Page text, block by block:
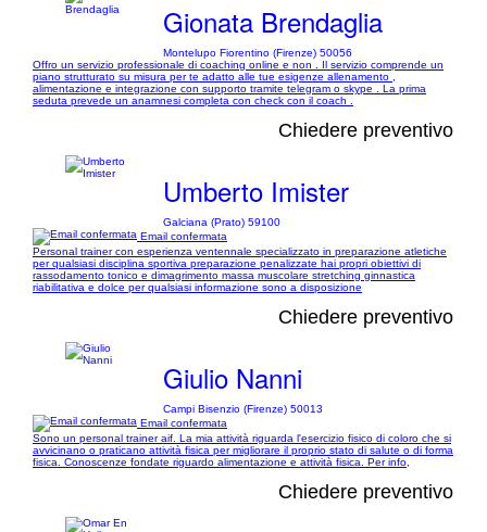
Gionata Brendaglia
Montelupo Fiorentino (Firenze) 50056
Offro un servizio professionale di coaching online e non . Il servizio comprende un
piano strutturato su misura per te adatto alle tue esigenze allenamento ,
alimentazione e integrazione con supporto tramite telegram o skype . La prima
seduta prevede un anamnesi completa con check con il coach .
Chiedere preventivo
Umberto Imister
Galciana (Prato) 59100
Email confermata
Personal trainer con esperienza ventennale specializzato in preparazione atletiche
per qualsiasi disciplina sportiva preparazione penalizzate hai propri obiettivi di
rassodamento tonico e dimagrimento massa muscolare stretching ginnastica
riabilitativa e dolce per qualsiasi informazione sono a disposizione
Chiedere preventivo
Giulio Nanni
Campi Bisenzio (Firenze) 50013
Email confermata
Sono un personal trainer aif. La mia attività riguarda l'esercizio fisico di coloro che si
avvicinano o praticano attività fisica per migliorare il proprio stato di salute o di forma
fisica. Conoscenze fondate riguardo alimentazione e attività fisica. Per info,
Chiedere preventivo